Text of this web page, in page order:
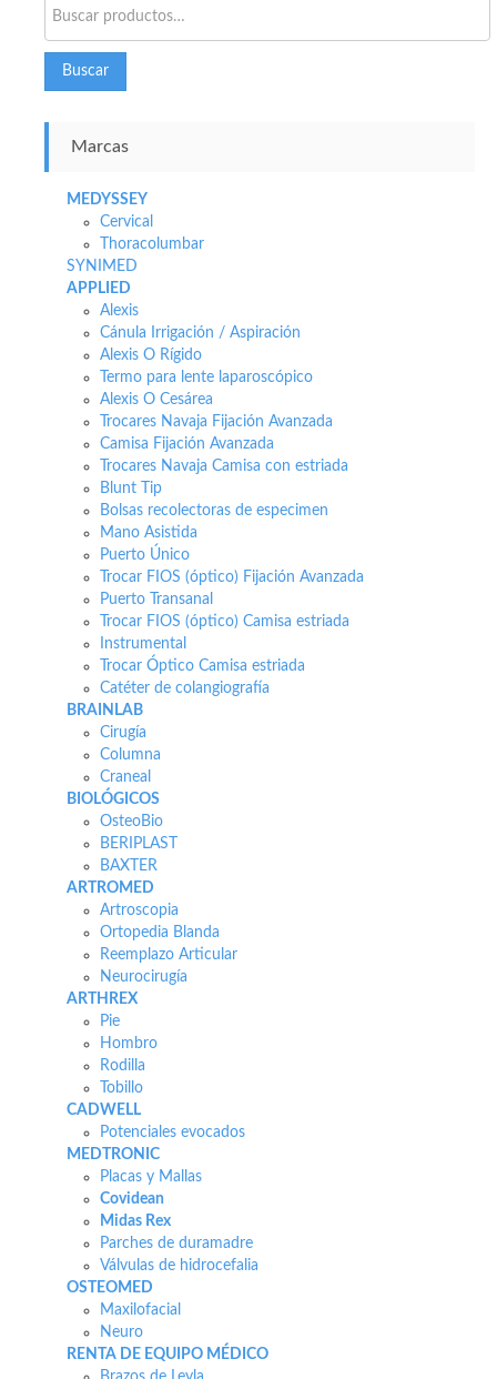
por:
Buscar
Marcas
MEDYSSEY
Cervical
Thoracolumbar
SYNIMED
APPLIED
Alexis
Cánula Irrigación / Aspiración
Alexis O Rígido
Termo para lente laparoscópico
Alexis O Cesárea
Trocares Navaja Fijación Avanzada
Camisa Fijación Avanzada
Trocares Navaja Camisa con estriada
Blunt Tip
Bolsas recolectoras de especimen
Mano Asistida
Puerto Único
Trocar FIOS (óptico) Fijación Avanzada
Puerto Transanal
Trocar FIOS (óptico) Camisa estriada
Instrumental
Trocar Óptico Camisa estriada
Catéter de colangiografía
BRAINLAB
Cirugía
Columna
Craneal
BIOLÓGICOS
OsteoBio
BERIPLAST
BAXTER
ARTROMED
Artroscopia
Ortopedia Blanda
Reemplazo Articular
Neurocirugía
ARTHREX
Pie
Hombro
Rodilla
Tobillo
CADWELL
Potenciales evocados
MEDTRONIC
Placas y Mallas
Covidean
Midas Rex
Parches de duramadre
Válvulas de hidrocefalia
OSTEOMED
Maxilofacial
Neuro
RENTA DE EQUIPO MÉDICO